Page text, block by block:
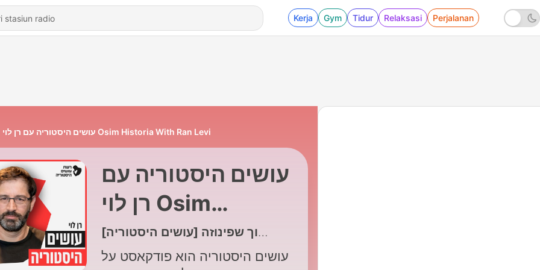
Kerja Gym Tidur Relaksasi Perjalanan
עושים היסטוריה עם רן לוי Osim Historia With Ran Levi
עושים היסטוריה עם
רן לוי Osim
Historia With Ran
Levi
עושים היסטוריה הוא פודקאסט על